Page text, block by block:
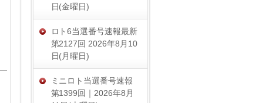
日(金曜日)
ロト6当選番号速報最新
第2127回 2026年8月10
日(月曜日)
ミニロト当選番号速報
第1399回｜2026年8月